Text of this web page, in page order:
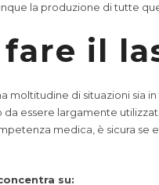
la produzione di tutte
il
moltitudine di situazioni sia
essere largamente
medica, è sicura
su: